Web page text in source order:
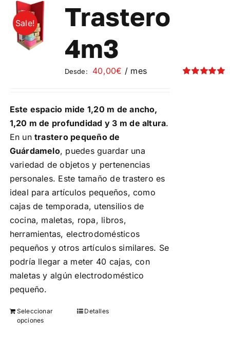
Contacto
Mi cuenta
Sale!
Trastero
4m3
Desde: 40,00€ / mes
Este espacio mide 1,20 m de ancho,
1,20 m de profundidad y 3 m de altura.
En un trastero pequeño de
Guárdamelo, puedes guardar una
variedad de objetos y pertenencias
personales. Este tamaño de trastero es
ideal para artículos pequeños, como
cajas de temporada, utensilios de
cocina, maletas, ropa, libros,
herramientas, electrodomésticos
pequeños y otros artículos similares. Se
podría llegar a meter 40 cajas, con
maletas y algún electrodoméstico
pequeño.
Seleccionar
opciones
EsteDetalles